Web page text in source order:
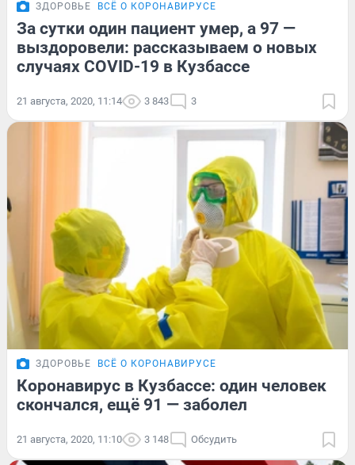
ЗДОРОВЬЕ ВСЁ О КОРОНАВИРУСЕ
За сутки один пациент умер, а 97 —
выздоровели: рассказываем о новых
случаях COVID-19 в Кузбассе
21 августа, 2020, 11:14 3 843 3
ЗДОРОВЬЕ ВСЁ О КОРОНАВИРУСЕ
Коронавирус в Кузбассе: один человек
скончался, ещё 91 — заболел
21 августа, 2020, 11:10 3 148 Обсудить